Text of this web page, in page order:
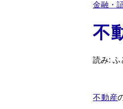
金融・
不
読み: ふ
不動産